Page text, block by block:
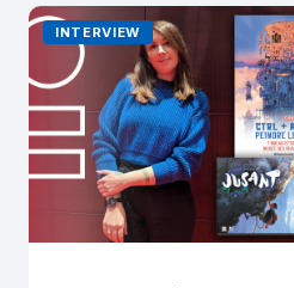
INTERVIEW